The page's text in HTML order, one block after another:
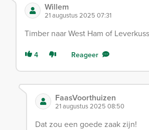
Willem
21 augustus 2025 07:31
Timber naar West Ham of
4 Reageer
FaasVoorthuizen
21 augustus 2025 08:50
Dat zou een goede zaak zijn!